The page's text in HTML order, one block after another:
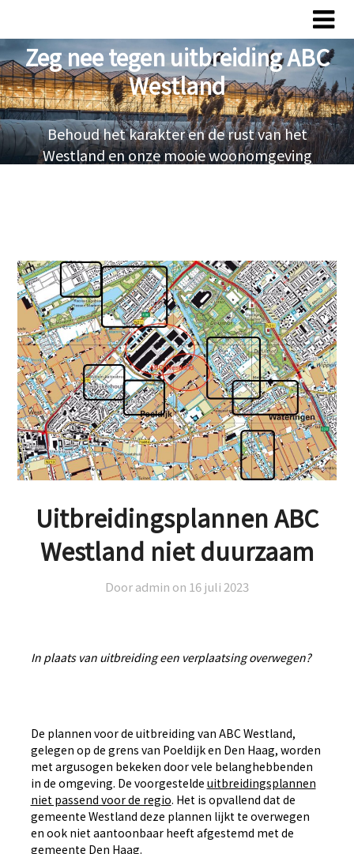
inhoud
inhoudZeg nee tegen uitbreiding ABC
Westland
Behoud het karakter en de rust van het
Westland en onze mooie woonomgeving
Uitbreidingsplannen ABC
Westland niet duurzaam
Door admin on 16 juli 2023
In plaats van uitbreiding een verplaatsing overwegen?
De plannen voor de uitbreiding van ABC Westland,
gelegen op de grens van Poeldijk en Den Haag, worden
met argusogen bekeken door vele belanghebbenden
in de omgeving. De voorgestelde uitbreidingsplannen
niet passend voor de regio. Het is opvallend dat de
gemeente Westland deze plannen lijkt te overwegen
en ook niet aantoonbaar heeft afgestemd met de
gemeente Den Haag.